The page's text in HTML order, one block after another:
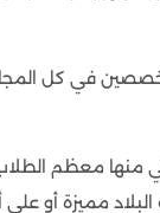
في كل
منها معظم
مميزة أو